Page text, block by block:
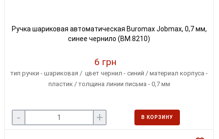
Ручка шариковая автоматическая Buromax Jobmax, 0,7 мм,
синее чернило (BM.8210)
6 грн
тип ручки - шариковая / цвет чернил - синий / материал корпуса -
пластик / толщина линии письма - 0,7 мм
- + В КОРЗИНУ